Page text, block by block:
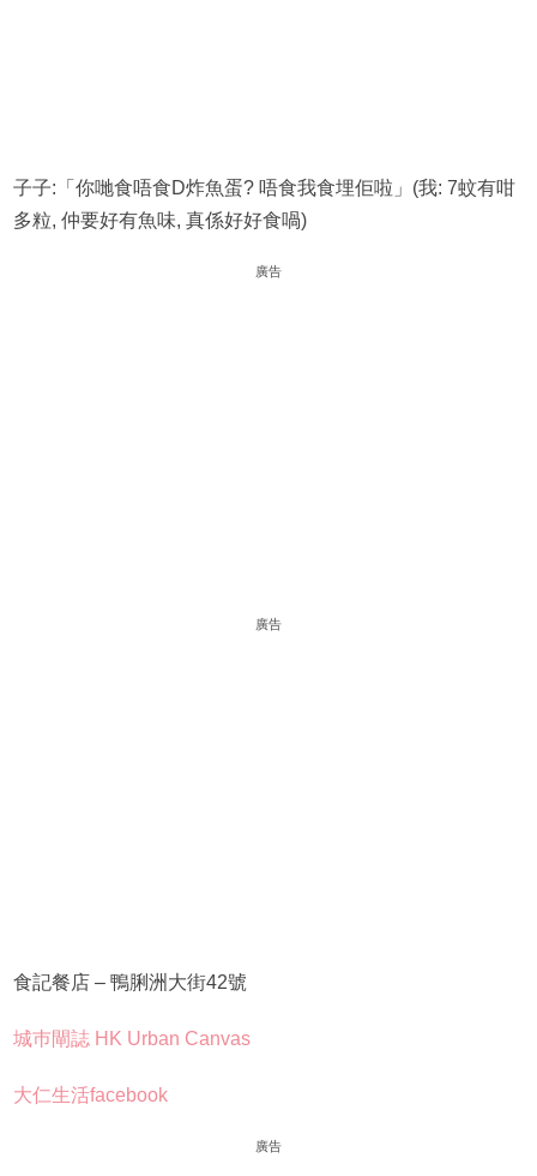
子子:「你哋食唔食D炸魚蛋? 唔食我食埋佢啦」(我: 7蚊有咁
多粒, 仲要好有魚味, 真係好好食喎)
廣告
廣告
食記餐店 – 鴨脷洲大街42號
城巿閘誌 HK Urban Canvas
大仁生活facebook
廣告